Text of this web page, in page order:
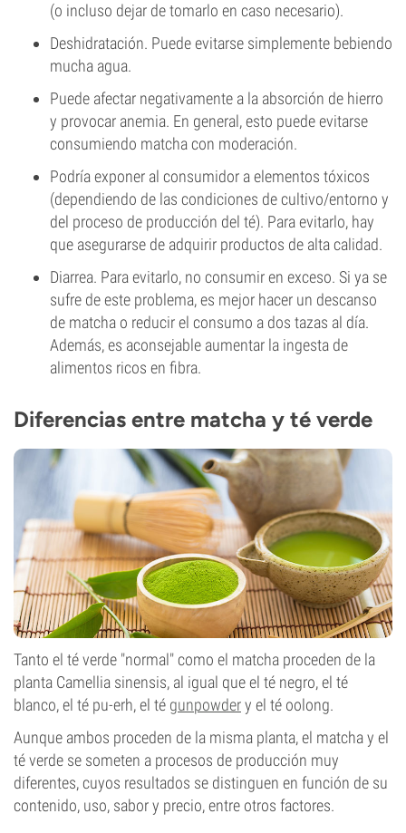
(o incluso dejar de tomarlo en caso necesario).
Deshidratación. Puede evitarse simplemente bebiendo
mucha agua.
Puede afectar negativamente a la absorción de hierro
y provocar anemia. En general, esto puede evitarse
consumiendo matcha con moderación.
Podría exponer al consumidor a elementos tóxicos
(dependiendo de las condiciones de cultivo/entorno y
del proceso de producción del té). Para evitarlo, hay
que asegurarse de adquirir productos de alta calidad.
Diarrea. Para evitarlo, no consumir en exceso. Si ya se
sufre de este problema, es mejor hacer un descanso
de matcha o reducir el consumo a dos tazas al día.
Además, es aconsejable aumentar la ingesta de
alimentos ricos en fibra.
Diferencias entre matcha y té verde
Tanto el té verde "normal" como el matcha proceden de la
planta Camellia sinensis, al igual que el té negro, el té
blanco, el té pu-erh, el té gunpowdery el té oolong.
Aunque ambos proceden de la misma planta, el matcha y el
té verde se someten a procesos de producción muy
diferentes, cuyos resultados se distinguen en función de su
contenido, uso, sabor y precio, entre otros factores.